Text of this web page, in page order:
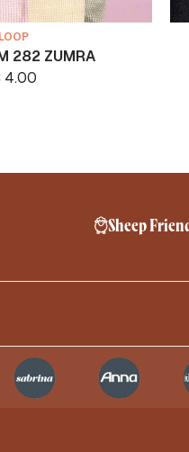
LOOP
282 ZUMRA
4.00
Sheep